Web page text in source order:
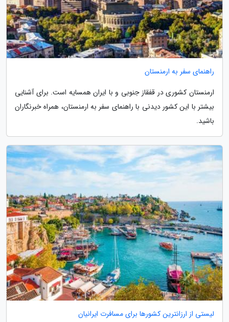
راهنمای سفر به ارمنستان
ارمنستان کشوری در قفقاز جنوبی و با ایران همسایه است. برای آشنایی
بیشتر با این کشور دیدنی با راهنمای سفر به ارمنستان، همراه خبرنگاران
باشید.
لیستی از ارزانترین کشورها برای مسافرت ایرانیان